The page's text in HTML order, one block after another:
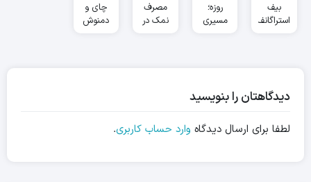
بیف
استراگانف
روزه؛
مسیری
مصرف
نمک در
چای و
دمنوش
دیدگاهتان را بنویسید
لطفا برای ارسال دیدگاه وارد حساب کاربری.